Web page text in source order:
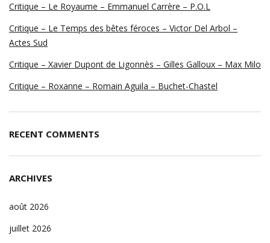
Critique – Le Royaume – Emmanuel Carrère – P.O.L
Critique – Le Temps des bêtes féroces – Victor Del Arbol –
Actes Sud
Critique – Xavier Dupont de Ligonnès – Gilles Galloux – Max Milo
Critique – Roxanne – Romain Aguila – Buchet-Chastel
RECENT COMMENTS
ARCHIVES
août 2026
juillet 2026